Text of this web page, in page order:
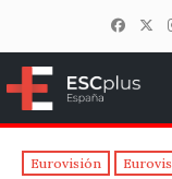
Eurovisión